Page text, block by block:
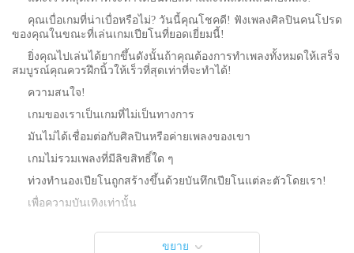
คุณเบื่อเกมที่น่าเบื่อหรือไม่? วันนี้คุณโชคดี! ฟังเพลงศิลปินคนโปรด
ของคุณในขณะที่เล่นเกมเปียโนที่ยอดเยี่ยมนี้!
ยิ่งคุณไปเล่นได้ยากขึ้นดังนั้นถ้าคุณต้องการทำเพลงทั้งหมดให้เสร็จ
สมบูรณ์คุณควรฝึกนิ้วให้เร็วที่สุดเท่าที่จะทำได้!
ความสนใจ!
เกมของเราเป็นเกมที่ไม่เป็นทางการ
มันไม่ได้เชื่อมต่อกับศิลปินหรือค่ายเพลงของเขา
เกมไม่รวมเพลงที่มีลิขสิทธิ์ใด ๆ
ท่วงทำนองเปียโนถูกสร้างขึ้นด้วยบันทึกเปียโนแต่ละตัวโดยเรา!
เพื่อความบันเทิงเท่านั้น
ขยาย